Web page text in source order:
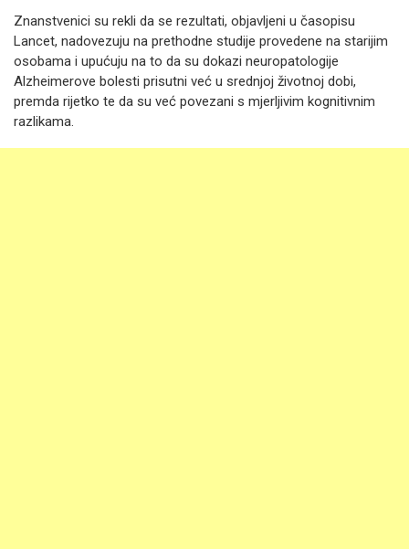
Znanstvenici su rekli da se rezultati, objavljeni u časopisu
Lancet, nadovezuju na prethodne studije provedene na starijim
osobama i upućuju na to da su dokazi neuropatologije
Alzheimerove bolesti prisutni već u srednjoj životnoj dobi,
premda rijetko te da su već povezani s mjerljivim kognitivnim
razlikama.